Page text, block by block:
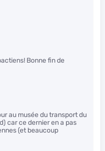
Bonne fin de
au musée du transport du
car ce dernier en a pas
(et beaucoup